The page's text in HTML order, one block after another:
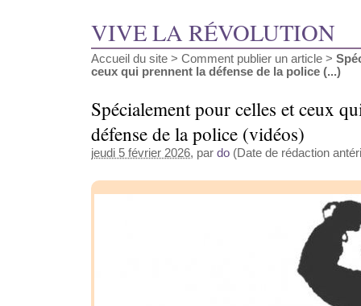
VIVE LA RÉVOLUTION
Accueil du site > Comment publier un article >
ceux qui prennent la défense de la police (...)
Spécialement pour celles et ceux
défense de la police (vidéos)
jeudi 5 février 2026, par do (Date de rédaction